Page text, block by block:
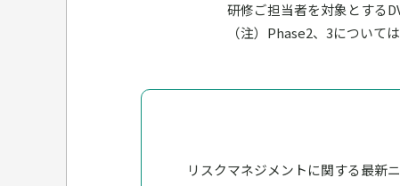
研修ご担当者を対象とする
（注）Phase2、3について
リスクマネジメントに関する最新